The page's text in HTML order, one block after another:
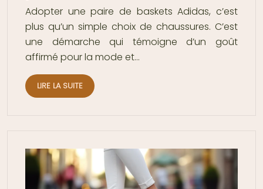
Adopter une paire de baskets Adidas, c’est
plus qu’un simple choix de chaussures. C’est
une démarche qui témoigne d’un goût
affirmé pour la mode et…
LIRE LA SUITE